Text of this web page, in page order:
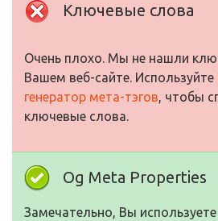
Ключевые слова
Очень плохо. Мы не нашли
Вашем веб-сайте. Используйте
генератор мета-тэгов, чтобы
ключевые слова.
Og Meta Properties
Замечательно, Вы